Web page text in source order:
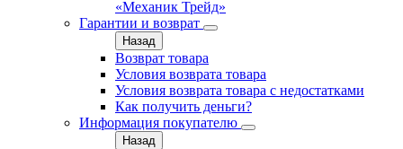
«Механик Трейд»
Гарантии и возврат
Назад
Возврат товара
Условия возврата товара
Условия возврата товара с недостатками
Как получить деньги?
Информация покупателю
Назад